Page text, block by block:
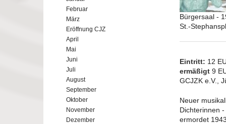
Februar
März
Eröffnung CJZ
April
Mai
Juni
Juli
August
September
Oktober
November
Dezember
Bürgersaal -
St.-
Eintritt: 12
ermäßigt 9
GCJZK e.V.,
Neuer
Dichterinnen
ermordet